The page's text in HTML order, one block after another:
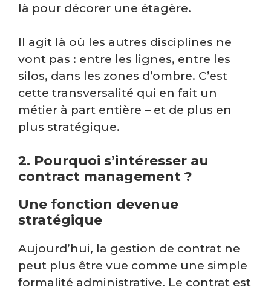
là pour décorer une étagère.
Il agit là où les autres disciplines ne
vont pas : entre les lignes, entre les
silos, dans les zones d’ombre. C’est
cette transversalité qui en fait un
métier à part entière – et de plus en
plus stratégique.
2. Pourquoi s’intéresser au
contract management ?
Une fonction devenue
stratégique
Aujourd’hui, la gestion de contrat ne
peut plus être vue comme une simple
formalité administrative. Le contrat est